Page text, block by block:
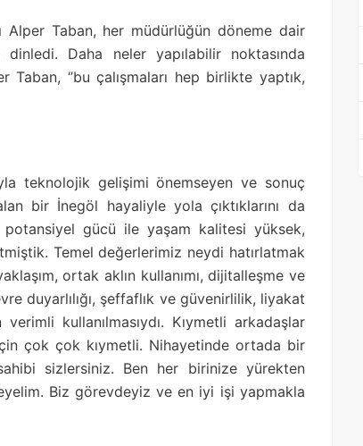
Alper Taban, her müdürlüğün döneme dair
dinledi. Daha neler yapılabilir noktasında
‘’bu çalışmaları hep birlikte yaptık,
teknolojik gelişimi önemseyen ve sonuç
bir İnegöl hayaliyle yola çıktıklarını da
gücü ile yaşam kalitesi yüksek,
Temel değerlerimiz neydi hatırlatmak
ortak aklın kullanımı, dijitalleşme ve
duyarlılığı, şeffaflık ve güvenirlilik, liyakat
kullanılmasıydı. Kıymetli arkadaşlar
çok çok kıymetli. Nihayetinde ortada bir
sizlersiniz. Ben her birinize yürekten
Biz görevdeyiz ve en iyi işi yapmakla